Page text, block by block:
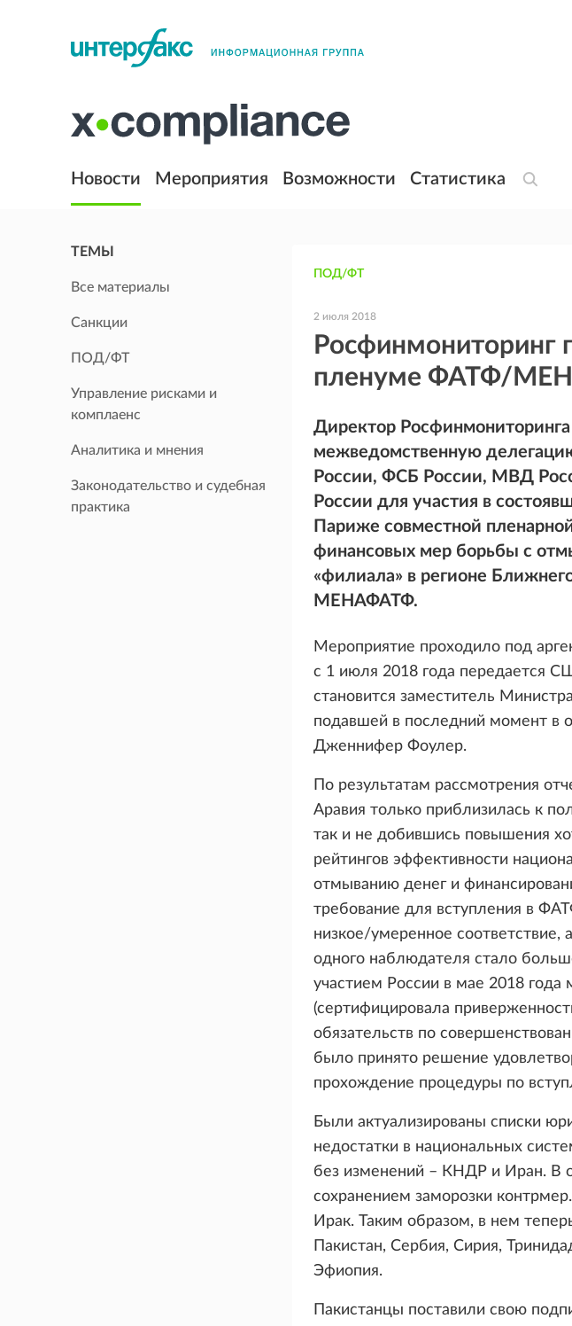
Новости Мероприятия Возможности Статистика
ТЕМЫ
Все материалы
Санкции
ПОД/ФТ
Управление рисками и
комплаенс
Аналитика и мнения
Законодательство и судебная
практика
ПОД/ФТ
2 июля 2018
Росфинмониторинг
пленуме ФАТФ/
Директор
межведомственную
России, ФСБ России, МВД
России для участия в
Париже совместной
финансовых мер борьбы с
«филиала» в регионе
МЕНАФАТФ.
Мероприятие проходило под
с 1 июля 2018 года передается
становится заместитель
подавшей в последний момент в
Дженнифер Фоулер.
По результатам рассмотрения
Аравия только приблизилась к
так и не добившись повышения
рейтингов эффективности
отмыванию денег и
требование для вступления в
низкое/умеренное
одного наблюдателя стало
участием России в мае 2018 года
(сертифицировала
обязательств по
было принято решение
прохождение процедуры по
Были актуализированы списки
недостатки в национальных
без изменений – КНДР и Иран. В
сохранением заморозки
Ирак. Таким образом, в нем
Пакистан, Сербия, Сирия,
Эфиопия.
Пакистанцы поставили свою